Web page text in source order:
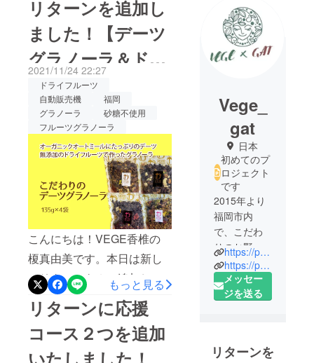
リターンを追加し
ました！【デーツ
グラノーラ＆ドラ
イフルーツ3ヵ月
コース】
2021/11/24 22:27
ドライフルーツ
自動販売機
福岡
グラノーラ
砂糖不使用
フルーツグラノーラ
こんにちは！VEGE香椎の
榎真由美です。本日は新し
いリターンを２つ追加しま
した！そして、自動販売機
の設置場所についても大詰
めです！というご案内で
す。追加リターンの1つ目
もっと見る
リターンに応援
コース２つを追加
いたしました！
Vege_
gat
日本
初めてのプ
ロジェクト
です
2015年より
福岡市内
で、こだわ
りのお野菜
や果物、感
動するフ
レッシュド
香椎と
https://peraichi.com/landing_pages/view/vegedry/
https://peraichi.com/landing_pages/view/gat/
メッセー
ジを送る
リターンを